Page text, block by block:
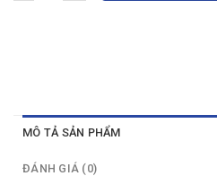
MÔ TẢ SẢN PHẨM
ĐÁNH GIÁ (0)